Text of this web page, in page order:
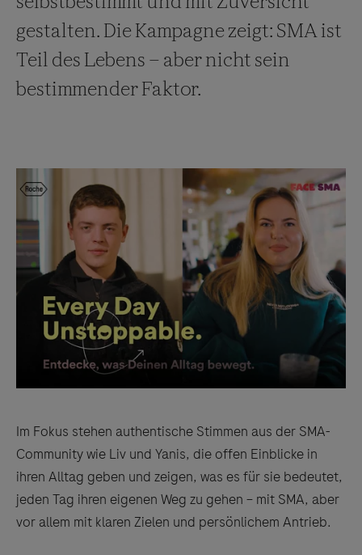
gestalten. Die Kampagne zeigt: SMA ist
Teil des Lebens – aber nicht sein
bestimmender Faktor.
Im Fokus stehen authentische Stimmen aus der SMA-
Community wie Liv und Yanis, die offen Einblicke in
ihren Alltag geben und zeigen, was es für sie bedeutet,
jeden Tag ihren eigenen Weg zu gehen – mit SMA, aber
vor allem mit klaren Zielen und persönlichem Antrieb.